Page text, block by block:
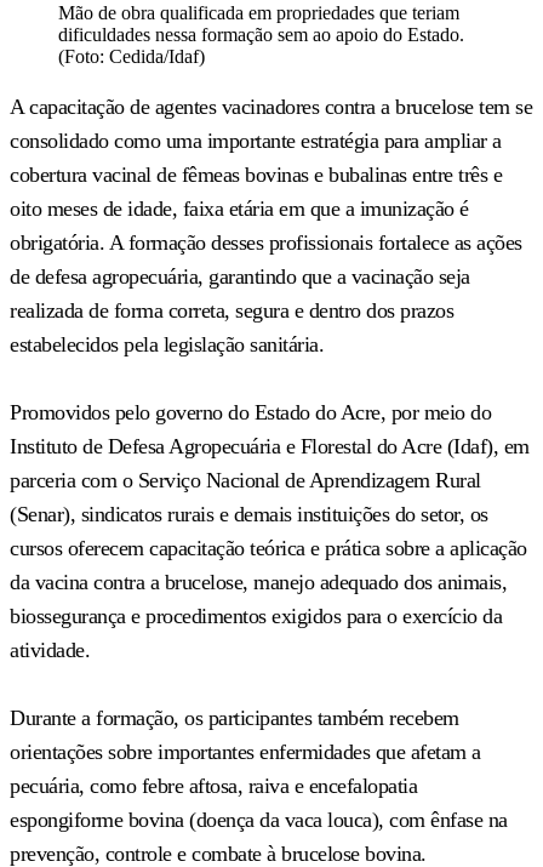
Mão de obra qualificada em propriedades que teriam
dificuldades nessa formação sem ao apoio do Estado.
(Foto: Cedida/Idaf)
A capacitação de agentes vacinadores contra a brucelose tem se
consolidado como uma importante estratégia para ampliar a
cobertura vacinal de fêmeas bovinas e bubalinas entre três e
oito meses de idade, faixa etária em que a imunização é
obrigatória. A formação desses profissionais fortalece as ações
de defesa agropecuária, garantindo que a vacinação seja
realizada de forma correta, segura e dentro dos prazos
estabelecidos pela legislação sanitária.
Promovidos pelo governo do Estado do Acre, por meio do
Instituto de Defesa Agropecuária e Florestal do Acre (Idaf), em
parceria com o Serviço Nacional de Aprendizagem Rural
(Senar), sindicatos rurais e demais instituições do setor, os
cursos oferecem capacitação teórica e prática sobre a aplicação
da vacina contra a brucelose, manejo adequado dos animais,
biossegurança e procedimentos exigidos para o exercício da
atividade.
Durante a formação, os participantes também recebem
orientações sobre importantes enfermidades que afetam a
pecuária, como febre aftosa, raiva e encefalopatia
espongiforme bovina (doença da vaca louca), com ênfase na
prevenção, controle e combate à brucelose bovina.